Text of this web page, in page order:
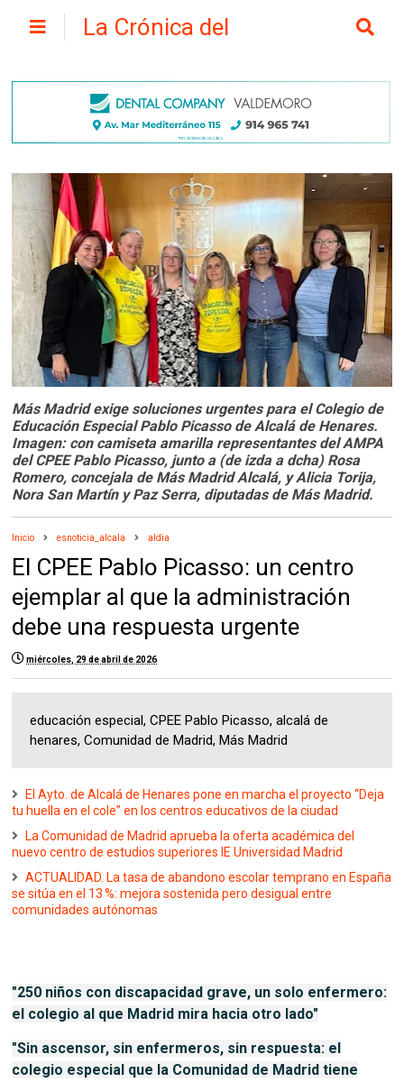
La Crónica del
Más Madrid exige soluciones urgentes para el Colegio de
Educación Especial Pablo Picasso de Alcalá de Henares.
Imagen: con camiseta amarilla representantes del AMPA
del CPEE Pablo Picasso, junto a (de izda a dcha) Rosa
Romero, concejala de Más Madrid Alcalá, y Alicia Torija,
Nora San Martín y Paz Serra, diputadas de Más Madrid.
Inicio esnoticia_alcala aldia
El CPEE Pablo Picasso: un centro
ejemplar al que la administración
debe una respuesta urgente
miércoles, 29 de abril de 2026
educación especial, CPEE Pablo Picasso, alcalá de
henares, Comunidad de Madrid, Más Madrid
El Ayto. de Alcalá de Henares pone en marcha el proyecto “Deja
tu huella en el cole” en los centros educativos de la ciudad
La Comunidad de Madrid aprueba la oferta académica del
nuevo centro de estudios superiores IE Universidad Madrid
ACTUALIDAD. La tasa de abandono escolar temprano en España
se sitúa en el 13 %: mejora sostenida pero desigual entre
comunidades autónomas
"250 niños con discapacidad grave, un solo enfermero:
el colegio al que Madrid mira hacia otro lado"
"Sin ascensor, sin enfermeros, sin respuesta: el
colegio especial que la Comunidad de Madrid tiene